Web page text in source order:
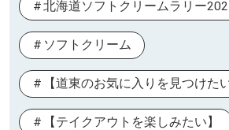
北海道ソフトクリームラリー
ソフトクリーム
【道東のお気に入りを見つけたい
【テイクアウトを楽しみたい】